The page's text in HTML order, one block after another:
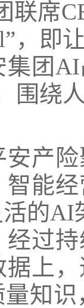
联席
，即
集团
围绕
安产
能
的
过
上
知